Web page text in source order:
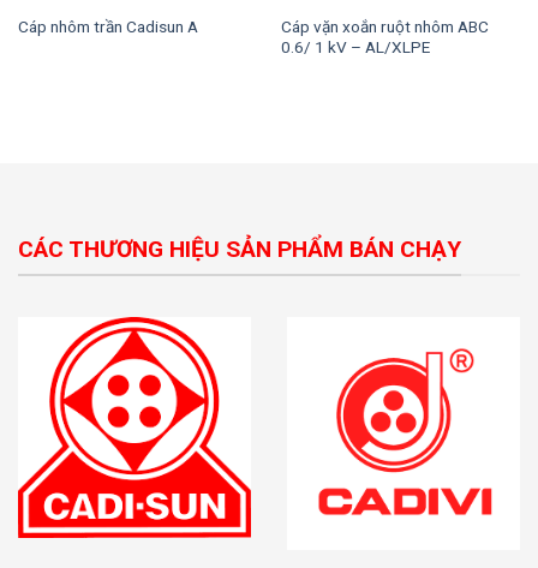
Cáp nhôm trần Cadisun A
Cáp vặn xoắn ruột nhôm ABC
0.6/ 1 kV – AL/XLPE
CÁC THƯƠNG HIỆU SẢN PHẨM BÁN CHẠY